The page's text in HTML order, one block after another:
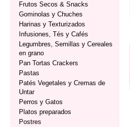
Frutos Secos & Snacks
Gominolas y Chuches
Harinas y Texturizados
Infusiones, Tés y Cafés
Legumbres, Semillas y Cereales
en grano
Pan Tortas Crackers
Pastas
Patés Vegetales y Cremas de
Untar
Perros y Gatos
Platos preparados
Postres